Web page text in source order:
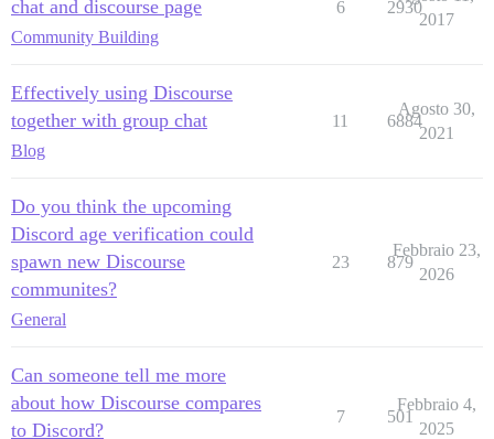
chat and discourse page
Community Building
6 2930
2017
Effectively using Discourse
together with group chat
Blog
11 6884
Agosto 30,
2021
Do you think the upcoming
Discord age verification could
spawn new Discourse
communites?
General
23 879
Febbraio 23,
2026
Can someone tell me more
about how Discourse compares
to Discord?
7 501
Febbraio 4,
2025